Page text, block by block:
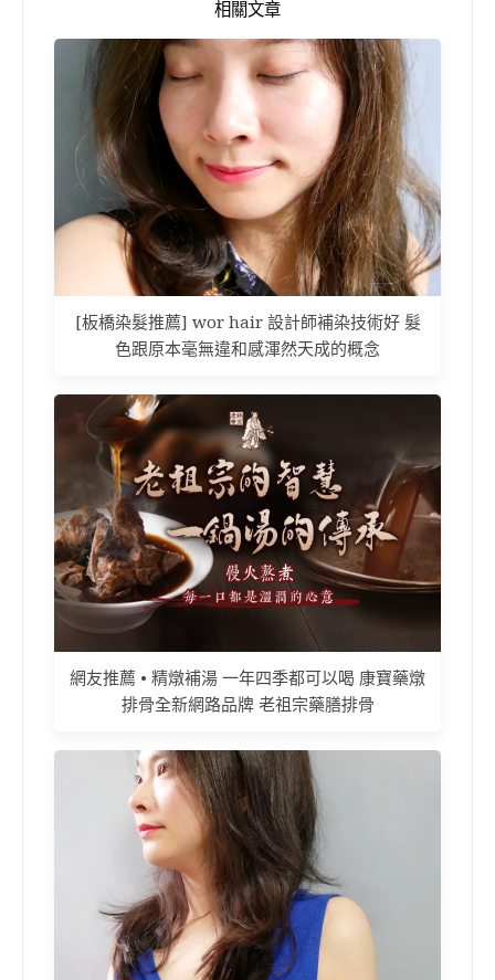
相關文章
[板橋染髮推薦] wor hair 設計師補染技術好 髮
色跟原本毫無違和感渾然天成的概念
網友推薦 • 精燉補湯 一年四季都可以喝 康寶藥燉
排骨全新網路品牌 老祖宗藥膳排骨